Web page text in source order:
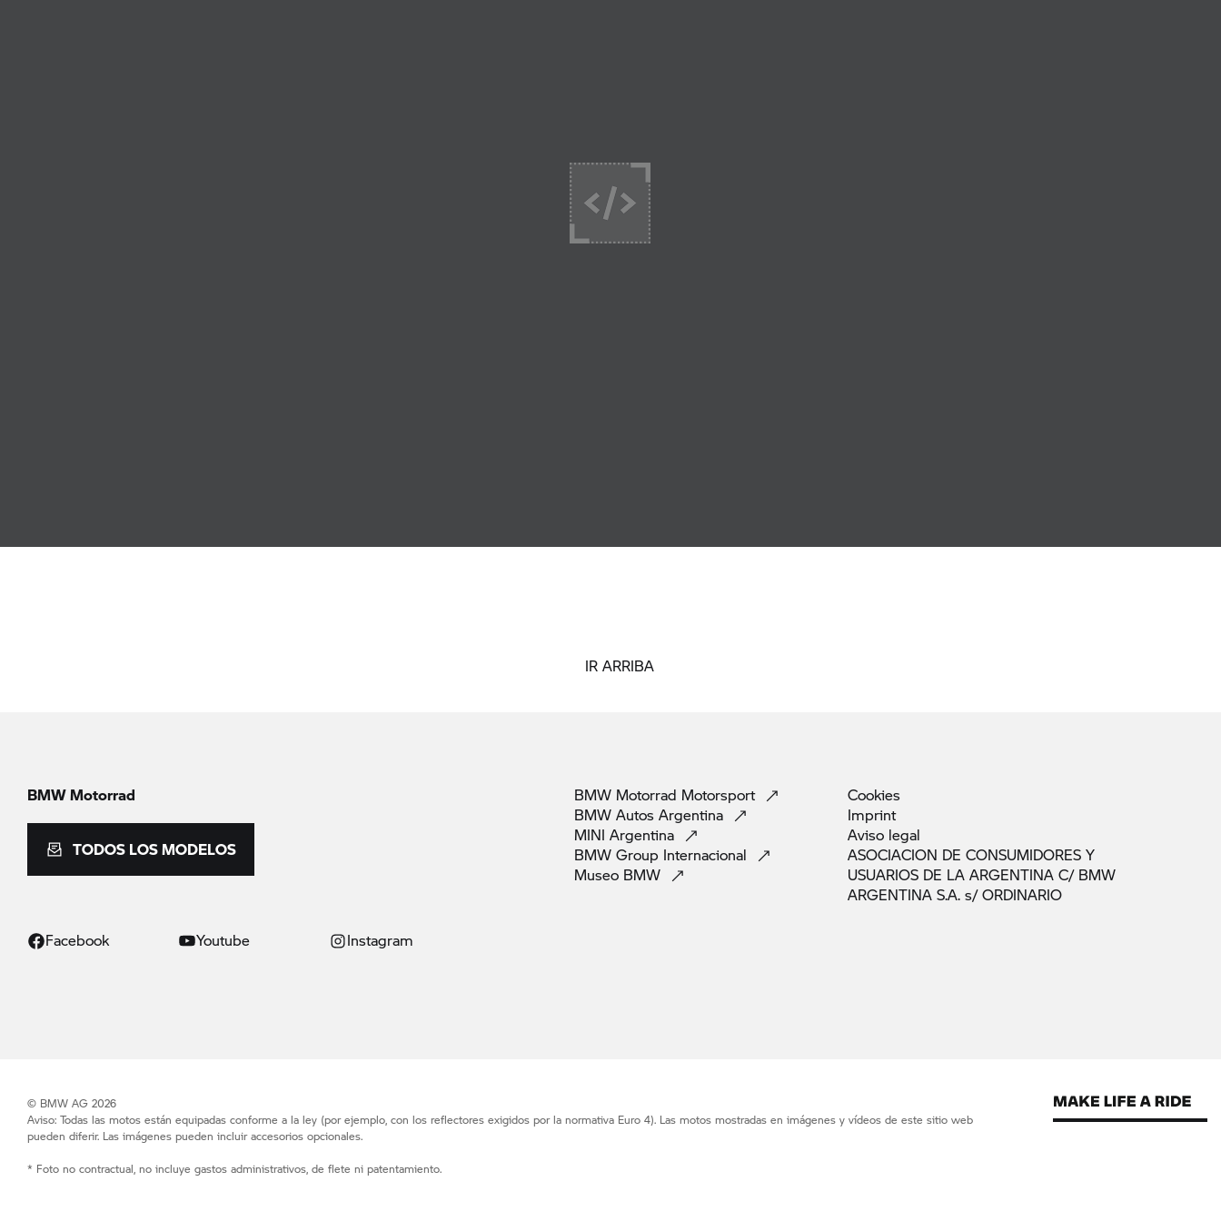
IR ARRIBA
BMW Motorrad
TODOS LOS MODELOS
Facebook Youtube Instagram
BMW Motorrad Motorsport
BMW Autos Argentina
MINI Argentina
BMW Group Internacional
Museo BMW
Cookies
Imprint
Aviso legal
ASOCIACION DE CONSUMIDORES Y
USUARIOS DE LA ARGENTINA C/ BMW
ARGENTINA S.A. s/ORDINARIO
© BMW AG 2026
Aviso: Todas las motos están equipadas conforme a la ley (por ejemplo, con los reflectores exigidos por la normativa Euro 4). Las motos mostradas en imágenes y vídeos de este sitio web
pueden diferir. Las imágenes pueden incluir accesorios opcionales.
* Foto no contractual, no incluye gastos administrativos, de flete ni patentamiento.